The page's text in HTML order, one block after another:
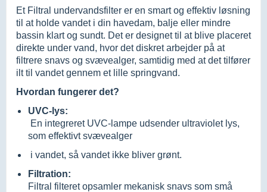
Et Filtral undervandsfilter er en smart og effektiv løsning
til at holde vandet i din havedam, balje eller mindre
bassin klart og sundt. Det er designet til at blive placeret
direkte under vand, hvor det diskret arbejder på at
filtrere snavs og svævealger, samtidig med at det tilfører
ilt til vandet gennem et lille springvand.
Hvordan fungerer det?
UVC-lys:
En integreret UVC-lampe udsender ultraviolet lys,
som effektivt svævealger
i vandet, så vandet ikke bliver grønt.
Filtration:
Filtral filteret opsamler mekanisk snavs som små